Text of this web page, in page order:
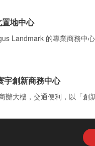
地中心
Landmark 的專業商務中
創新商務中心
辦大樓，交通便利，以「創
by